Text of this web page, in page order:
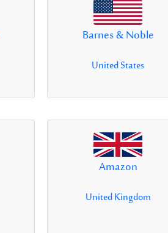
Barnes & Noble
United States
Amazon
United Kingdom